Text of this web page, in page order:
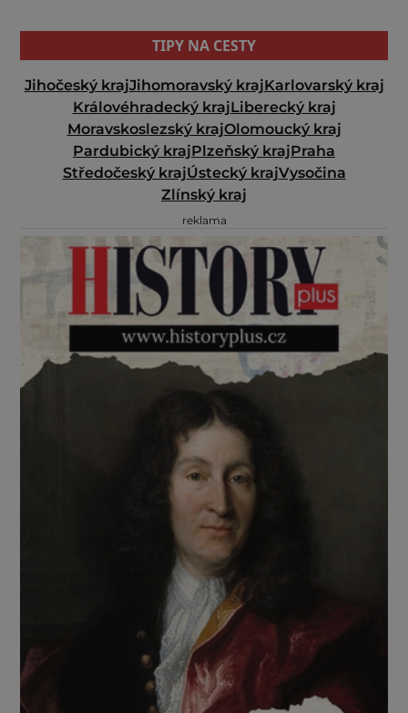
TIPY NA CESTY
Jihočeský krajJihomoravský krajKarlovarský kraj
Královéhradecký krajLiberecký kraj
Moravskoslezský krajOlomoucký kraj
Pardubický krajPlzeňský krajPraha
Středočeský krajÚstecký krajVysočina
Zlínský kraj
reklama